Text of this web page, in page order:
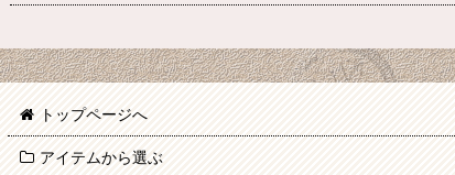
トップページへ
アイテムから選ぶ